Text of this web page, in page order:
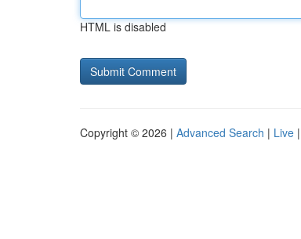
HTML is disabled
Copyright © 2026 | Advanced Search | Live |